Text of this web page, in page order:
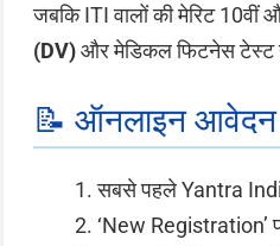
जबकि ITI वालों की मेरिट 10वीं
(DV)और मेडिकल फिटनेस टेस्ट
📝 ऑनलाइन
सबसे पहले Yantra
‘New